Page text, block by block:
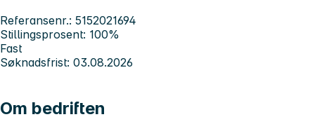
Referansenr.: 5152021694
Stillingsprosent: 100%
Fast
Søknadsfrist: 03.08.2026
Om bedriften